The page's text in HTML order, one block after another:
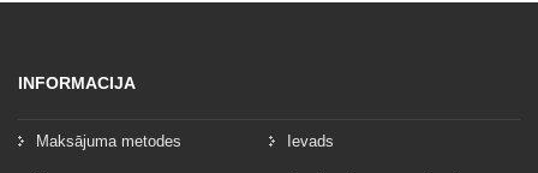
INFORMACIJA
Maksājuma metodes Ievads